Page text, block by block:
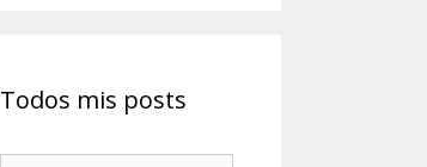
Todos mis posts